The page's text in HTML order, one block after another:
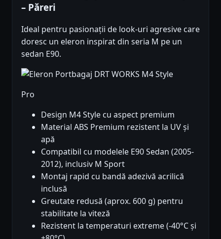
– Păreri
Ideal pentru pasionații de look-uri agresive care
doresc un eleron inspirat din seria M pe un
sedan E90.
Pro
Design M4 Style cu aspect premium
Material ABS Premium rezistent la UV și
apă
Compatibil cu modelele E90 Sedan (2005-
2012), inclusiv M Sport
Montaj rapid cu bandă adezivă acrilică
inclusă
Greutate redusă (aprox. 600 g) pentru
stabilitate la viteză
Rezistent la temperaturi extreme (-40°C și